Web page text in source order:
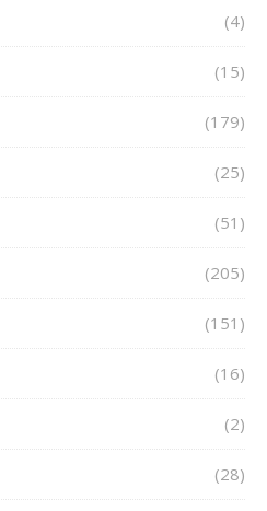
(4)
(15)
(179)
(25)
(51)
(205)
(151)
(16)
(2)
(28)